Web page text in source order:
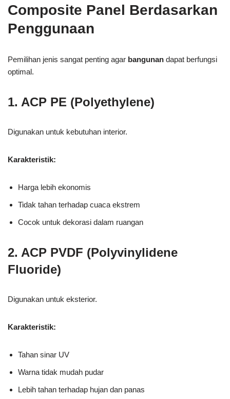
Composite Panel Berdasarkan
Penggunaan
Pemilihan jenis sangat penting agar bangunan dapat berfungsi
optimal.
1. ACP PE (Polyethylene)
Digunakan untuk kebutuhan interior.
Karakteristik:
Harga lebih ekonomis
Tidak tahan terhadap cuaca ekstrem
Cocok untuk dekorasi dalam ruangan
2. ACP PVDF (Polyvinylidene
Fluoride)
Digunakan untuk eksterior.
Karakteristik:
Tahan sinar UV
Warna tidak mudah pudar
Lebih tahan terhadap hujan dan panas